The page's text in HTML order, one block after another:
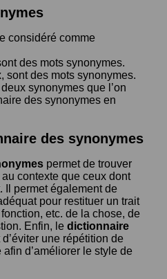
considéré comme
des mots synonymes.
, sont des mots synonymes.
synonymes que l’on
des synonymes en
des synonymes
permet de trouver
contexte que ceux dont
Il permet également de
pour restituer un trait
etc. de la chose, de
Enfin, le dictionnaire
d’éviter une répétition de
d’améliorer le style de